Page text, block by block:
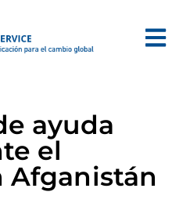
ayuda
el
Afganistán